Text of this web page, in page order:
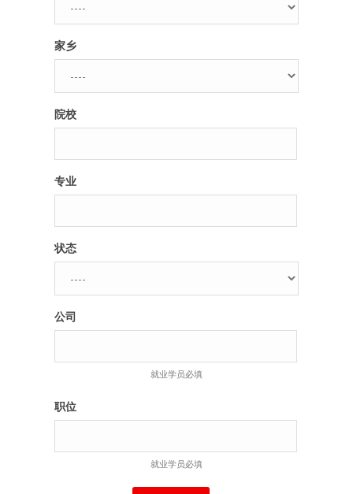
记住我的登录状态
没帐号？注册一个
家乡
院校
专业
状态
公司
就业学员必填
职位
就业学员必填